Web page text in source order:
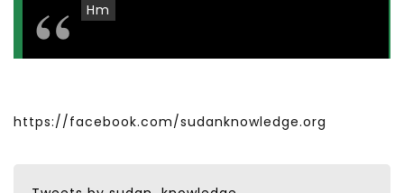
Hm
https://facebook.com/sudanknowledge.org